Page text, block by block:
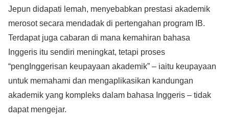
Jepun didapati lemah, menyebabkan prestasi akademik
merosot secara mendadak di pertengahan program IB.
Terdapat juga cabaran di mana kemahiran bahasa
Inggeris itu sendiri meningkat, tetapi proses
“pengInggerisan keupayaan akademik” – iaitu keupayaan
untuk memahami dan mengaplikasikan kandungan
akademik yang kompleks dalam bahasa Inggeris – tidak
dapat mengejar.